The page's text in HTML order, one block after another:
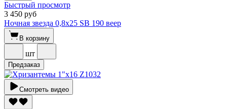
Быстрый просмотр
3 450 руб
Ночная звезда 0,8х25 SВ 190 веер
В корзину
шт
Предзаказ
Смотреть видео